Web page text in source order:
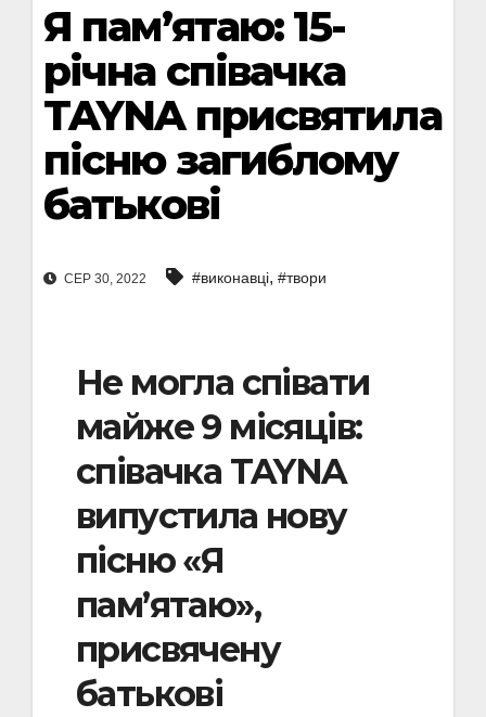
Я пам’ятаю: 15-
річна співачка
TAYNA присвятила
пісню загиблому
батькові
СЕР 30, 2022 #виконавці, #твори
Не могла співати
майже 9 місяців:
співачка TAYNA
випустила нову
пісню «Я
пам’ятаю»,
присвячену
батькові